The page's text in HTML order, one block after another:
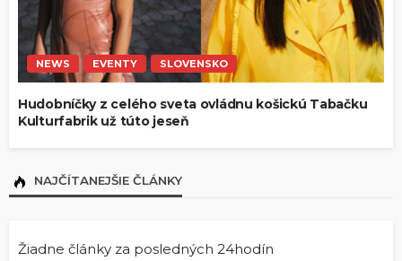
NEWS EVENTY SLOVENSKO
Hudobníčky z celého sveta ovládnu košickú Tabačku
Kulturfabrik už túto jeseň
NAJČÍTANEJŠIE ČLÁNKY
Žiadne články za posledných 24hodín